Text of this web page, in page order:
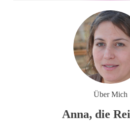
Flachste
Weltzeituhr
Best of the
Glashütte
Punkten.
Über Mich
Anna, die